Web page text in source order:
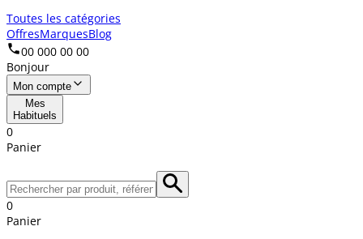
Toutes les catégories
OffresMarquesBlog
00 000 00 00
Bonjour
Mon compte
Mes
Habituels
0
Panier
0
Panier